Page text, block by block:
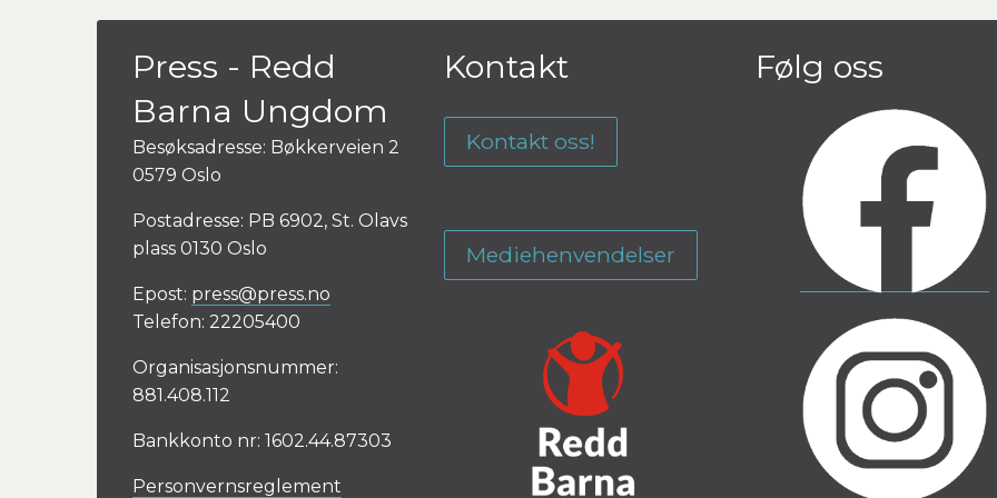
Press - Redd
Barna Ungdom
Besøksadresse: Bøkkerveien 2
0579 Oslo
Postadresse: PB 6902, St. Olavs
plass 0130 Oslo
Epost: press@press.no
Telefon: 22205400
Organisasjonsnummer:
881.408.112
Bankkonto nr: 1602.44.87303
Personvernsreglement
Kontakt
Kontakt oss!
Mediehenvendelser
Følg oss